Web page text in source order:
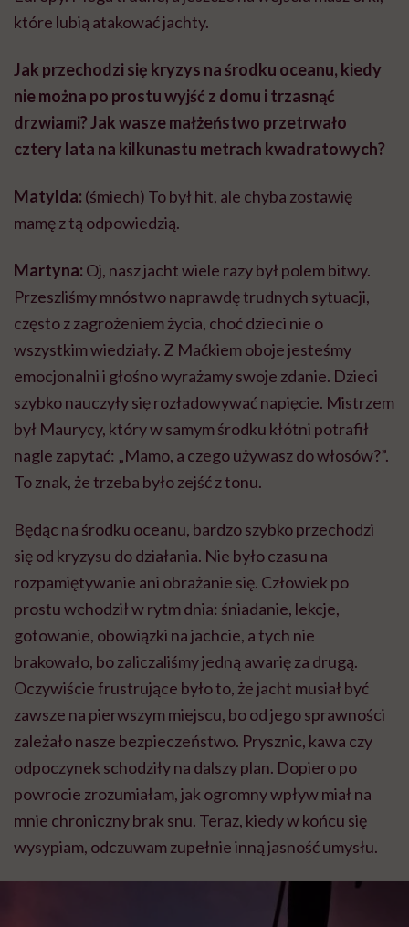
które lubią atakować jachty.
Jak przechodzi się kryzys na środku oceanu, kiedy
nie można po prostu wyjść z domu i trzasnąć
drzwiami? Jak wasze małżeństwo przetrwało
cztery lata na kilkunastu metrach kwadratowych?
Matylda: (śmiech) To był hit, ale chyba zostawię
mamę z tą odpowiedzią.
Martyna: Oj, nasz jacht wiele razy był polem bitwy.
Przeszliśmy mnóstwo naprawdę trudnych sytuacji,
często z zagrożeniem życia, choć dzieci nie o
wszystkim wiedziały. Z Maćkiem oboje jesteśmy
emocjonalni i głośno wyrażamy swoje zdanie. Dzieci
szybko nauczyły się rozładowywać napięcie. Mistrzem
był Maurycy, który w samym środku kłótni potrafił
nagle zapytać: „Mamo, a czego używasz do włosów?”.
To znak, że trzeba było zejść z tonu.
Będąc na środku oceanu, bardzo szybko przechodzi
się od kryzysu do działania. Nie było czasu na
rozpamiętywanie ani obrażanie się. Człowiek po
prostu wchodził w rytm dnia: śniadanie, lekcje,
gotowanie, obowiązki na jachcie, a tych nie
brakowało, bo zaliczaliśmy jedną awarię za drugą.
Oczywiście frustrujące było to, że jacht musiał być
zawsze na pierwszym miejscu, bo od jego sprawności
zależało nasze bezpieczeństwo. Prysznic, kawa czy
odpoczynek schodziły na dalszy plan. Dopiero po
powrocie zrozumiałam, jak ogromny wpływ miał na
mnie chroniczny brak snu. Teraz, kiedy w końcu się
wysypiam, odczuwam zupełnie inną jasność umysłu.